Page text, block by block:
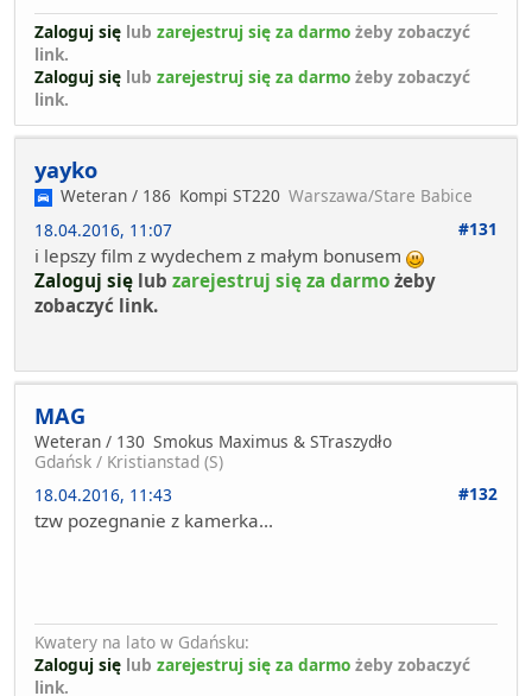
Zaloguj się lub zarejestruj się za darmo żeby zobaczyć
link.
Zaloguj się lub zarejestruj się za darmo żeby zobaczyć
link.
yayko
Weteran / 186 Kompi ST220 Warszawa/Stare Babice
18.04.2016, 11:07
#131
i lepszy film z wydechem z małym bonusem
Zaloguj się lub zarejestruj się za darmo żeby
zobaczyć link.
MAG
Weteran / 130 Smokus Maximus & STraszydło
Gdańsk / Kristianstad (S)
18.04.2016, 11:43
#132
tzw pozegnanie z kamerka...
Kwatery na lato w Gdańsku:
Zaloguj się lub zarejestruj się za darmo żeby zobaczyć
link.